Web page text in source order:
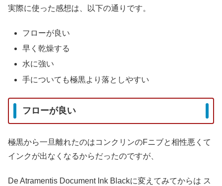
実際に使った感想は、以下の通りです。
フローが良い
早く乾燥する
水に強い
手についても極黒より落としやすい
フローが良い
極黒から一旦離れたのはコンクリンのFニブと相性悪くて
インクが出なくなるからだったのですが、
De Atramentis Document Ink Blackに変えてみてからは ス